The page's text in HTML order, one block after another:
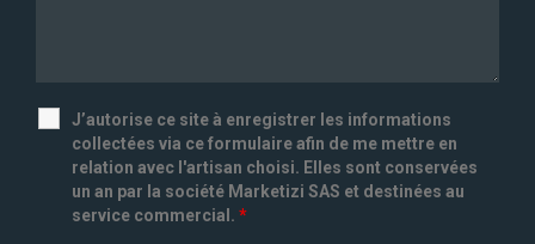
J’autorise ce site à enregistrer les informations
collectées via ce formulaire afin de me mettre en
relation avec l'artisan choisi. Elles sont conservées
un an par la société Marketizi SAS et destinées au
service commercial. *